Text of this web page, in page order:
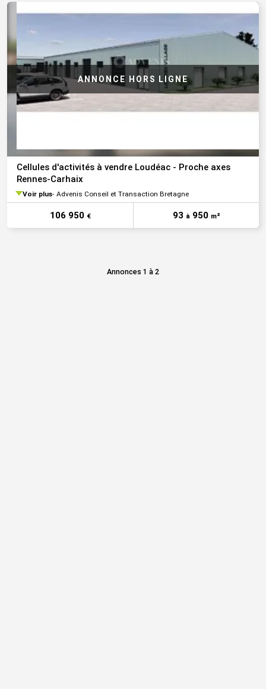
Cellules d'activités à vendre Loudéac - Proche axes
Rennes-Carhaix
Voir plus Advenis Conseil et Transaction Bretagne
106 950 € 93 à950 m²
Annonces 1 à 2